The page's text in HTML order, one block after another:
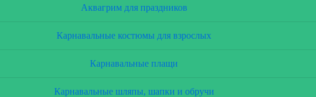
Аквагрим для праздников
Карнавальные костюмы для взрослых
Карнавальные плащи
Карнавальные шляпы, шапки и обручи